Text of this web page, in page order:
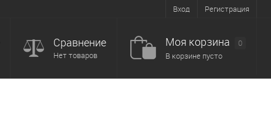
Вход Регистрация
Сравнение
Нет товаров
Моя корзина
0
В корзине пусто